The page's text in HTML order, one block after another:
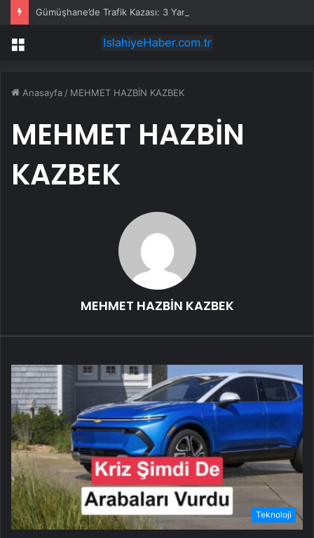
Gümüşhane’de Trafik Kazası: 3 Yaralı
Menü
Anasayfa / MEHMET HAZBİN KAZBEK
MEHMET HAZBİN
KAZBEK
MEHMET HAZBİN KAZBEK
Teknoloji